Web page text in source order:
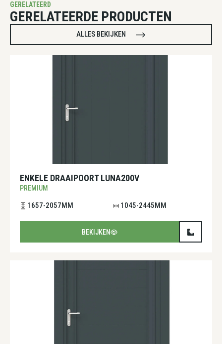
GERELATEERD
GERELATEERDE PRODUCTEN
ALLES BEKIJKEN
ENKELE DRAAIPOORT LUNA200V
PREMIUM
1657-2057MM 1045-2445MM
BEKIJKEN